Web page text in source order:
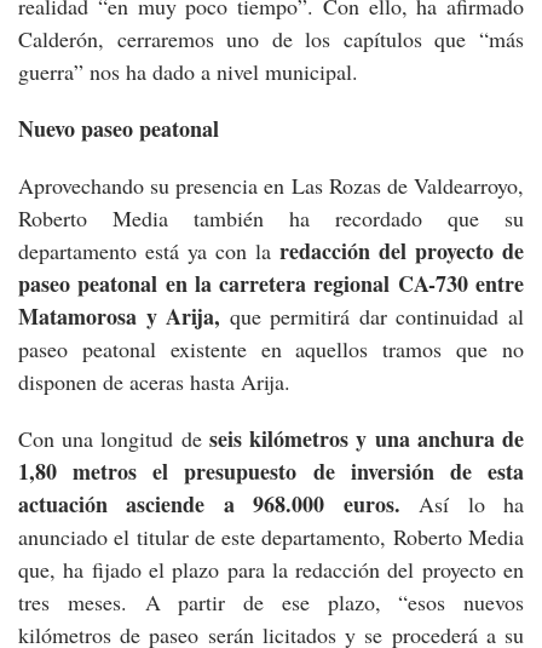
Calderón, cerraremos uno de los capítulos que “más
guerra” nos ha dado a nivel municipal.
Nuevo paseo peatonal
Aprovechando su presencia en Las Rozas de Valdearroyo,
Roberto Media también ha recordado que su
departamento está ya con la redacción del proyecto de
paseo peatonal en la carretera regional CA-730 entre
Matamorosa y Arija, que permitirá dar continuidad al
paseo peatonal existente en aquellos tramos que no
disponen de aceras hasta Arija.
Con una longitud de seis kilómetros y una anchura de
1,80 metros el presupuesto de inversión de esta
actuación asciende a 968.000 euros. Así lo ha
anunciado el titular de este departamento, Roberto Media
que, ha fijado el plazo para la redacción del proyecto en
tres meses. A partir de ese plazo, “esos nuevos
kilómetros de paseo serán licitados y se procederá a su